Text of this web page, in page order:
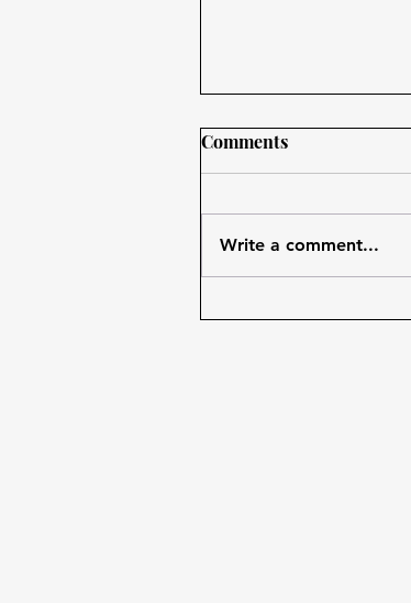
Comments
Write a comment...